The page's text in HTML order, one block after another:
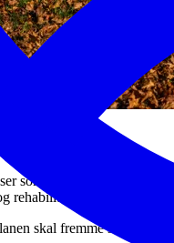
som bidrar til å forbedre
rehabilitering av innbyggere
skal fremme